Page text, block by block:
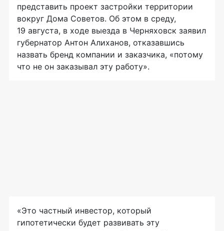
представить проект застройки территории
вокруг Дома Советов. Об этом в среду,
19 августа, в ходе выезда в Черняховск заявил
губернатор Антон Алиханов, отказавшись
назвать бренд компании и заказчика, «потому
что не он заказывал эту работу».
«Это частный инвестор, который
гипотетически будет развивать эту